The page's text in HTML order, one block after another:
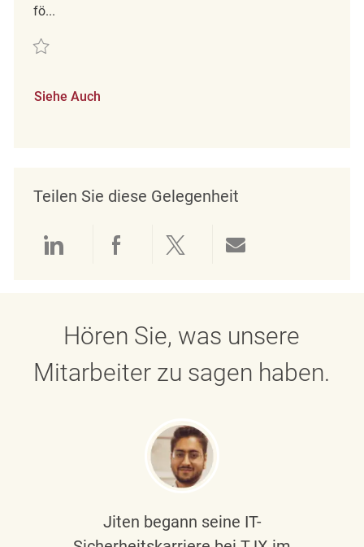
fö...
Retten Retail Sales Associate REQ139757
Siehe Auch
Teilen Sie diese Gelegenheit
Über LinkedIn teilen
Über Facebook teilen
Über Twitter teilen
Hören Sie, was unsere
Mitarbeiter zu sagen haben.
Jiten begann seine IT-